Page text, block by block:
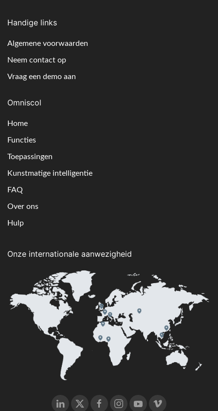
Handige links
Algemene voorwaarden
Neem contact op
Vraag een demo aan
Omniscol
Home
Functies
Toepassingen
Kunstmatige intelligentie
FAQ
Over ons
Hulp
Onze internationale aanwezigheid